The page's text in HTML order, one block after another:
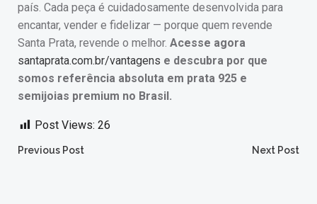
país. Cada peça é cuidadosamente desenvolvida para
encantar, vender e fidelizar — porque quem revende
Santa Prata, revende o melhor. Acesse agora
santaprata.com.br/vantagens e descubra por que
somos referência absoluta em prata 925 e
semijoias premium no Brasil.
Post Views: 26
Post
Previous Post Next Post